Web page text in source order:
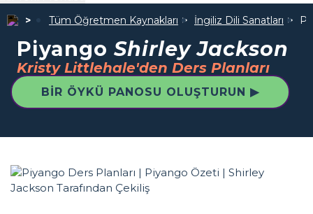
Tüm Öğretmen Kaynakları İngiliz Dili Sanatları
Piyango Shirley Jackson
Kristy Littlehale'den Ders Planları
BIR ÖYKÜ PANOSU OLUŞTURUN ▶